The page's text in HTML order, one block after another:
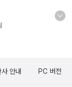
사 안내 PC 버전